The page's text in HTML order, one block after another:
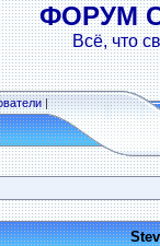
ФОРУМ
Всё, что
|